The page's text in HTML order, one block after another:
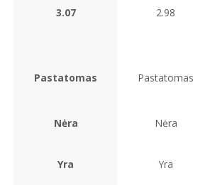
3.07 2.98
Pastatomas Pastatomas
Nėra Nėra
Yra Yra